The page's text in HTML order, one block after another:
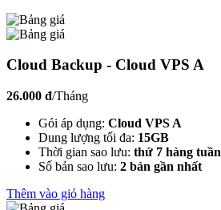
Cloud Backup - Cloud VPS A
26.000 đ/Tháng
Gói áp dụng: Cloud VPS A
Dung lượng tối đa: 15GB
Thời gian sao lưu: thứ 7 hàng tuần
Số bản sao lưu: 2 bản gần nhất
Thêm vào giỏ hàng